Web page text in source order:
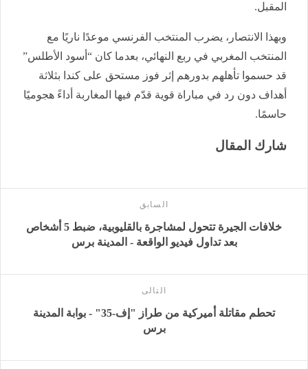
المقبل.
وبهذا الانتصار، يضرب المنتخب الفرنسي موعدًا ناريًا مع
المنتخب المغربي في ربع النهائي، بعدما كان “أسود الأطلس”
قد حسموا تأهلهم بدورهم إثر فوز مستحق على كندا بثلاثة
أهداف دون رد في مباراة قوية قدّم فيها المغاربة أداءً هجوميًا
حاسمًا.
شارك المقال
السابق
خلافات الجيرة تتحول لمشاجرة بالقليوبية، ضبط 5 أشخاص
بعد تداول فيديو الواقعة - المدينة برس
التالى
تحطم مقاتلة أميركية من طراز "إف-35" - بوابة المدينة
برس